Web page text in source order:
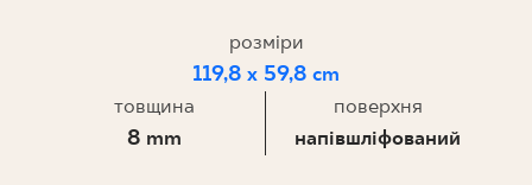
МІЙ ПРОФІЛЬ
КОНТАКТ
розміри
119,8 x 59,8 cm
товщина
8 mm
поверхня
напівшліфований